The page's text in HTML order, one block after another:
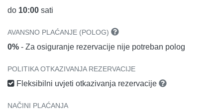
do 10:00 sati
AVANSNO PLAĆANJE (POLOG)
0% - Za osiguranje rezervacije nije potreban polog
POLITIKA OTKAZIVANJA REZERVACIJE
Fleksibilni uvjeti otkazivanja rezervacije
NAČINI PLAĆANJA